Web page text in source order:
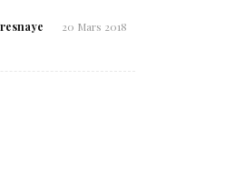
20 Mars 2018